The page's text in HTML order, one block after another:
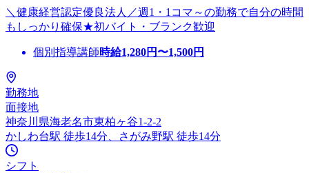
＼健康経営認定優良法人／週1・1コマ～の勤務で自分の時間
もしっかり確保★初バイト・ブランク歓迎
個別指導講師時給1,280円〜1,500円
勤務地
面接地
神奈川県海老名市東柏ヶ谷1-2-2
かしわ台駅 徒歩14分、さがみ野駅 徒歩14分
シフト